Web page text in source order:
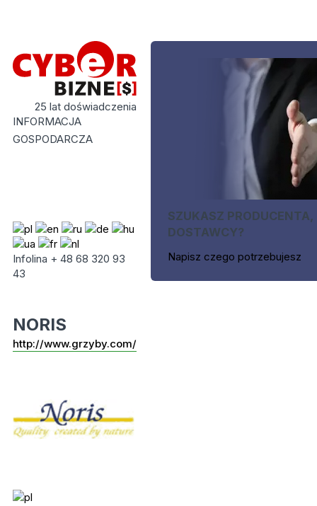
25 lat doświadczenia
INFORMACJA
GOSPODARCZA
Infolina + 48 68 320 93
43
SZUKASZ PRODUCENTA,
DOSTAWCY?
Napisz czego potrzebujesz
NORIS
http://www.grzyby.com/